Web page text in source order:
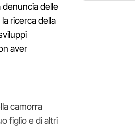
delle
ricerca della
aver
camorra
figlio e di altri